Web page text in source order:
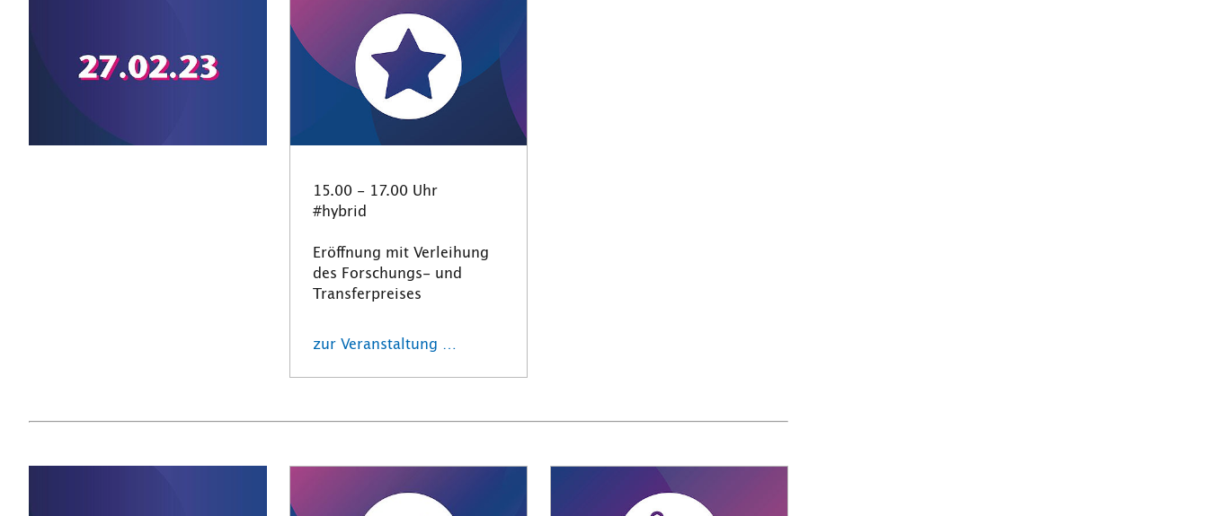
15.00 - 17.00 Uhr
#hybrid
Eröffnung mit Verleihung
des Forschungs- und
Transferpreises
zur Veranstaltung …